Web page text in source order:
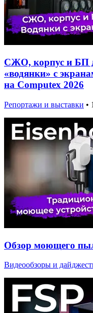
СЖО, корпус и БП
«водянки» с
на Computex 2026
Репортажи и выставки •
Обзор моющего
Видеообзоры и